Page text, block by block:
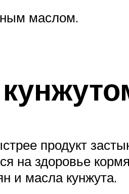
маслом.
продукт
на здоровье
и масла кунжута.